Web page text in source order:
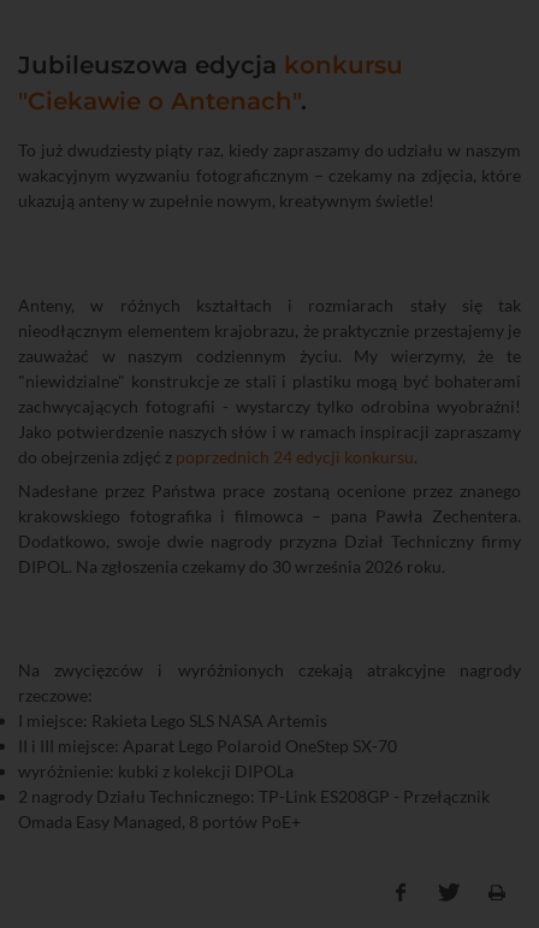
Jubileuszowa edycja konkursu
"Ciekawie o Antenach".
To już dwudziesty piąty raz, kiedy zapraszamy do udziału w naszym
wakacyjnym wyzwaniu fotograficznym – czekamy na zdjęcia, które
ukazują anteny w zupełnie nowym, kreatywnym świetle!
Anteny, w różnych kształtach i rozmiarach stały się tak
nieodłącznym elementem krajobrazu, że praktycznie przestajemy je
zauważać w naszym codziennym życiu. My wierzymy, że te
"niewidzialne" konstrukcje ze stali i plastiku mogą być bohaterami
zachwycających fotografii - wystarczy tylko odrobina wyobraźni!
Jako potwierdzenie naszych słów i w ramach inspiracji zapraszamy
do obejrzenia zdjęć z poprzednich 24 edycji konkursu.
Nadesłane przez Państwa prace zostaną ocenione przez znanego
krakowskiego fotografika i filmowca – pana Pawła Zechentera.
Dodatkowo, swoje dwie nagrody przyzna Dział Techniczny firmy
DIPOL. Na zgłoszenia czekamy do 30 września 2026 roku.
Na zwycięzców i wyróżnionych czekają atrakcyjne nagrody
rzeczowe:
I miejsce: Rakieta Lego SLS NASA Artemis
II i III miejsce: Aparat Lego Polaroid OneStep SX-70
wyróżnienie: kubki z kolekcji DIPOLa
2 nagrody Działu Technicznego: TP-Link ES208GP - Przełącznik
Omada Easy Managed, 8 portów PoE+